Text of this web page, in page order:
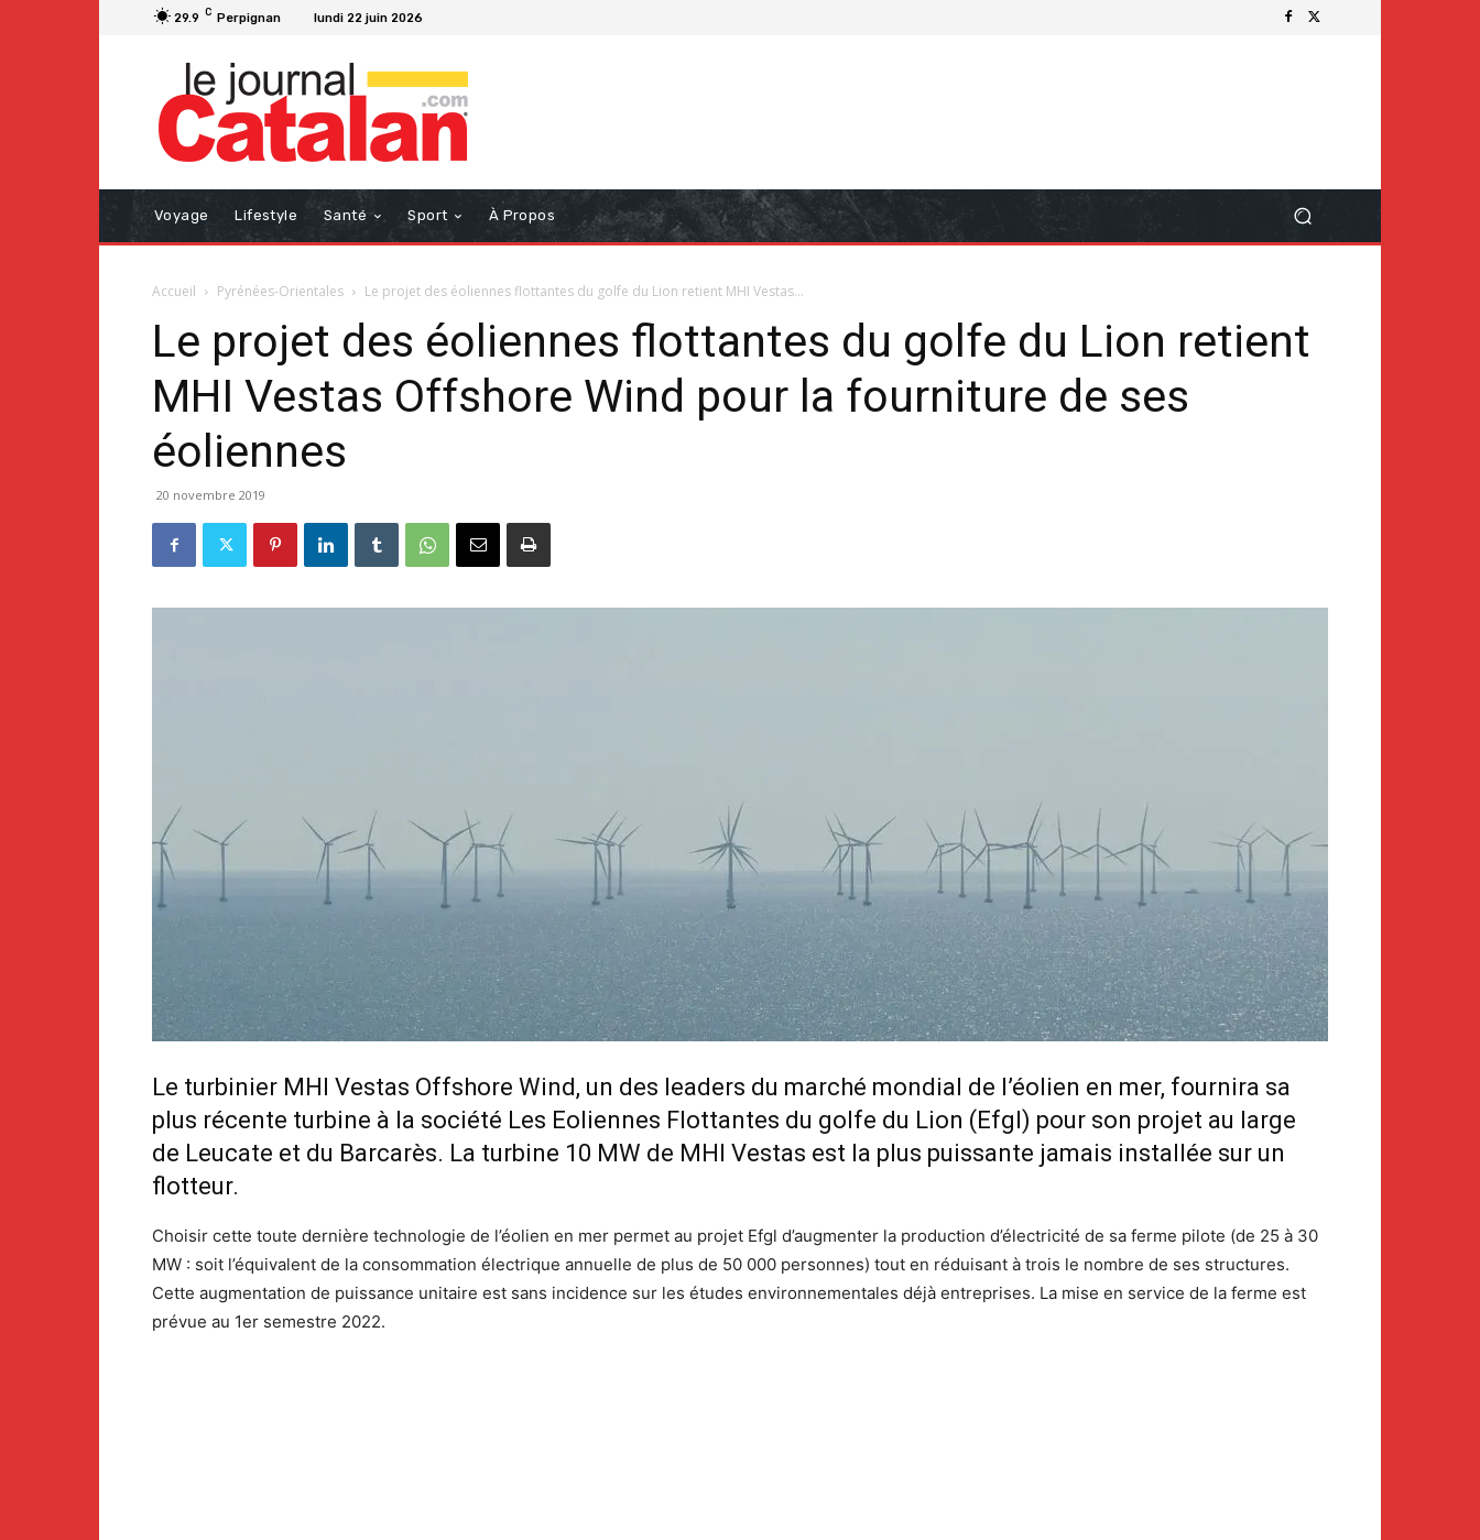
29.9 C Perpignan lundi 22 juin 2026
Voyage Lifestyle Santé Sport À Propos
Accueil Pyrénées-Orientales Le projet des éoliennes flottantes du golfe du Lion retient MHI Vestas...
Le projet des éoliennes flottantes du golfe du Lion retient
MHI Vestas Offshore Wind pour la fourniture de ses
éoliennes
20 novembre 2019
Le turbinier MHI Vestas Offshore Wind, un des leaders du marché mondial de l’éolien en mer, fournira sa
plus récente turbine à la société Les Eoliennes Flottantes du golfe du Lion (Efgl) pour son projet au large
de Leucate et du Barcarès. La turbine 10 MW de MHI Vestas est la plus puissante jamais installée sur un
flotteur.
Choisir cette toute dernière technologie de l’éolien en mer permet au projet Efgl d’augmenter la production d’électricité de sa ferme pilote (de 25 à 30
MW : soit l’équivalent de la consommation électrique annuelle de plus de 50 000 personnes) tout en réduisant à trois le nombre de ses structures.
Cette augmentation de puissance unitaire est sans incidence sur les études environnementales déjà entreprises. La mise en service de la ferme est
prévue au 1er semestre 2022.